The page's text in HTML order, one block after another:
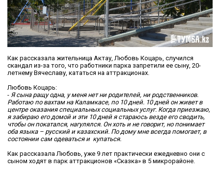
Как рассказала жительница Актау, Любовь Коцарь, случился
скандал из-за того, что работники парка запретили ее сыну, 20-
летнему Вячеславу, кататься на аттракционах.
Любовь Коцарь:
- Я сына ращу одна, у меня нет ни родителей, ни родственников.
Работаю по вахтам на Каламкасе, по 10 дней. 10 дней он живет в
центре оказания специальных социальных услуг. Когда приезжаю,
я забираю его домой и эти 10 дней я стараюсь везде его сводить,
чтобы он покатался, нагулялся. Он хоть и не говорит, но понимает
оба языка – русский и казахский. По дому мне всегда помогает, в
состоянии сам одеваться и купаться.
Как рассказала Любовь, уже 9 лет практически ежедневно они с
сыном ходят в парк аттракционов «Сказка» в 5 микрорайоне.